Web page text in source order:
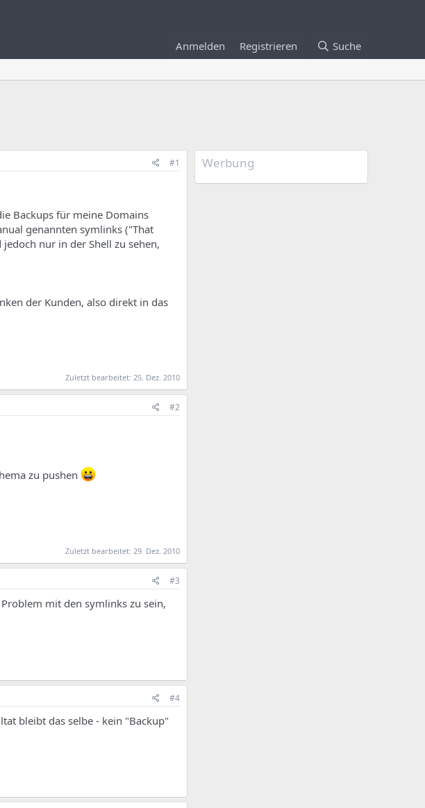
Anmelden Registrieren Suche
#1
Backups für meine Domains
genannten symlinks ("That
nur in der Shell zu sehen,
der Kunden, also direkt in das
Zuletzt bearbeitet: 25. Dez. 2010
#2
zu pushen
Zuletzt bearbeitet: 29. Dez. 2010
#3
mit den symlinks zu sein,
#4
bleibt das selbe - kein "Backup"
Werbung